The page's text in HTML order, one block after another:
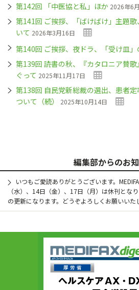
第142回 「中医協と私」ほか 2026年6
第141回 ご挨拶、「ばけばけ」主題
いて 2026年3月16日
第140回 ご挨拶、夜ドラ、「受け皿」
第139回 読書の秋、『カタロニア賛
ぐって 2025年11月17日
第138回 自民党新総裁の選出、患者
ついて（続）
2025年10月14日
編集部からのお
いつもご愛読ありがとうございます。
（水）、14日（金）、17日（月）は休刊とな
の更新になります。どうぞよろしくお願いいた